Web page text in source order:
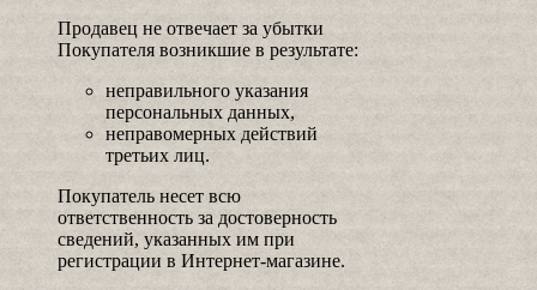
Продавец не отвечает за убытки
Покупателя возникшие в результате:
неправильного указания
персональных данных,
неправомерных действий
третьих лиц.
Покупатель несет всю
ответственность за достоверность
сведений, указанных им при
регистрации в Интернет-магазине.